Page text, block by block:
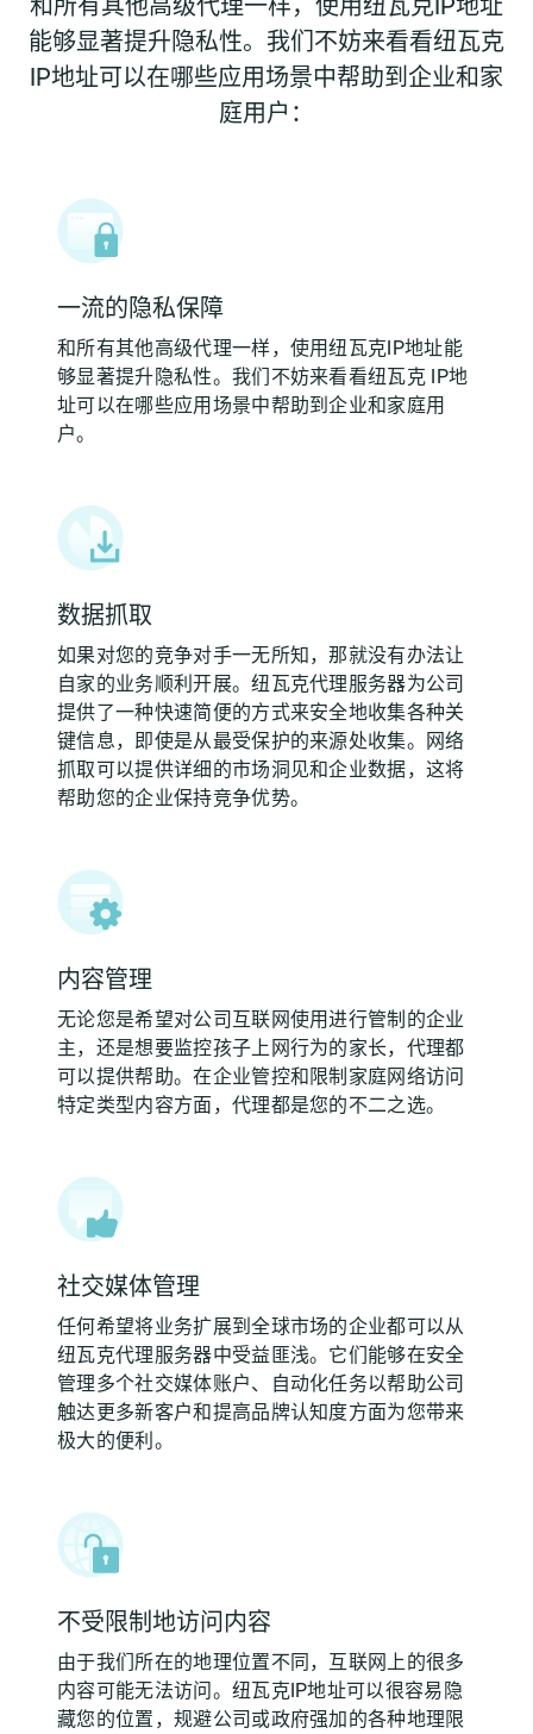
能够显著提升隐私性。我们不妨来看看纽瓦克
IP地址可以在哪些应用场景中帮助到企业和家
庭用户：
一流的隐私保障
和所有其他高级代理一样，使用纽瓦克IP地址能
够显著提升隐私性。我们不妨来看看纽瓦克 IP地
址可以在哪些应用场景中帮助到企业和家庭用
户。
数据抓取
如果对您的竞争对手一无所知，那就没有办法让
自家的业务顺利开展。纽瓦克代理服务器为公司
提供了一种快速简便的方式来安全地收集各种关
键信息，即使是从最受保护的来源处收集。网络
抓取可以提供详细的市场洞见和企业数据，这将
帮助您的企业保持竞争优势。
内容管理
无论您是希望对公司互联网使用进行管制的企业
主，还是想要监控孩子上网行为的家长，代理都
可以提供帮助。在企业管控和限制家庭网络访问
特定类型内容方面，代理都是您的不二之选。
社交媒体管理
任何希望将业务扩展到全球市场的企业都可以从
纽瓦克代理服务器中受益匪浅。它们能够在安全
管理多个社交媒体账户、自动化任务以帮助公司
触达更多新客户和提高品牌认知度方面为您带来
极大的便利。
不受限制地访问内容
由于我们所在的地理位置不同，互联网上的很多
内容可能无法访问。纽瓦克IP地址可以很容易隐
藏您的位置，规避公司或政府强加的各种地理限